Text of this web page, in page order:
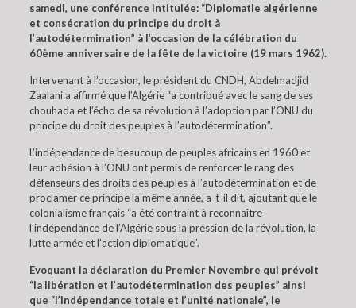
samedi, une conférence intitulée: “Diplomatie algérienne
et consécration du principe du droit à
l’autodétermination” à l’occasion de la célébration du
60ème anniversaire de la fête de la victoire (19 mars 1962).
Intervenant à l’occasion, le président du CNDH, Abdelmadjid
Zaalani a affirmé que l’Algérie “a contribué avec le sang de ses
chouhada et l’écho de sa révolution à l’adoption par l’ONU du
principe du droit des peuples à l’autodétermination”.
L’indépendance de beaucoup de peuples africains en 1960 et
leur adhésion à l’ONU ont permis de renforcer le rang des
défenseurs des droits des peuples à l’autodétermination et de
proclamer ce principe la même année, a-t-il dit, ajoutant que le
colonialisme français “a été contraint à reconnaître
l’indépendance de l’Algérie sous la pression de la révolution, la
lutte armée et l’action diplomatique”.
Evoquant la déclaration du Premier Novembre qui prévoit
“la libération et l’autodétermination des peuples” ainsi
que “l’indépendance totale et l’unité nationale”, le